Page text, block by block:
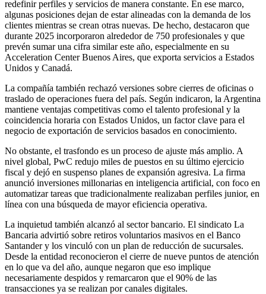
redefinir perfiles y servicios de manera constante. En ese marco,
algunas posiciones dejan de estar alineadas con la demanda de los
clientes mientras se crean otras nuevas. De hecho, destacaron que
durante 2025 incorporaron alrededor de 750 profesionales y que
prevén sumar una cifra similar este año, especialmente en su
Acceleration Center Buenos Aires, que exporta servicios a Estados
Unidos y Canadá.
La compañía también rechazó versiones sobre cierres de oficinas o
traslado de operaciones fuera del país. Según indicaron, la Argentina
mantiene ventajas competitivas como el talento profesional y la
coincidencia horaria con Estados Unidos, un factor clave para el
negocio de exportación de servicios basados en conocimiento.
No obstante, el trasfondo es un proceso de ajuste más amplio. A
nivel global, PwC redujo miles de puestos en su último ejercicio
fiscal y dejó en suspenso planes de expansión agresiva. La firma
anunció inversiones millonarias en inteligencia artificial, con foco en
automatizar tareas que tradicionalmente realizaban perfiles junior, en
línea con una búsqueda de mayor eficiencia operativa.
La inquietud también alcanzó al sector bancario. El sindicato La
Bancaria advirtió sobre retiros voluntarios masivos en el Banco
Santander y los vinculó con un plan de reducción de sucursales.
Desde la entidad reconocieron el cierre de nueve puntos de atención
en lo que va del año, aunque negaron que eso implique
necesariamente despidos y remarcaron que el 90% de las
transacciones ya se realizan por canales digitales.